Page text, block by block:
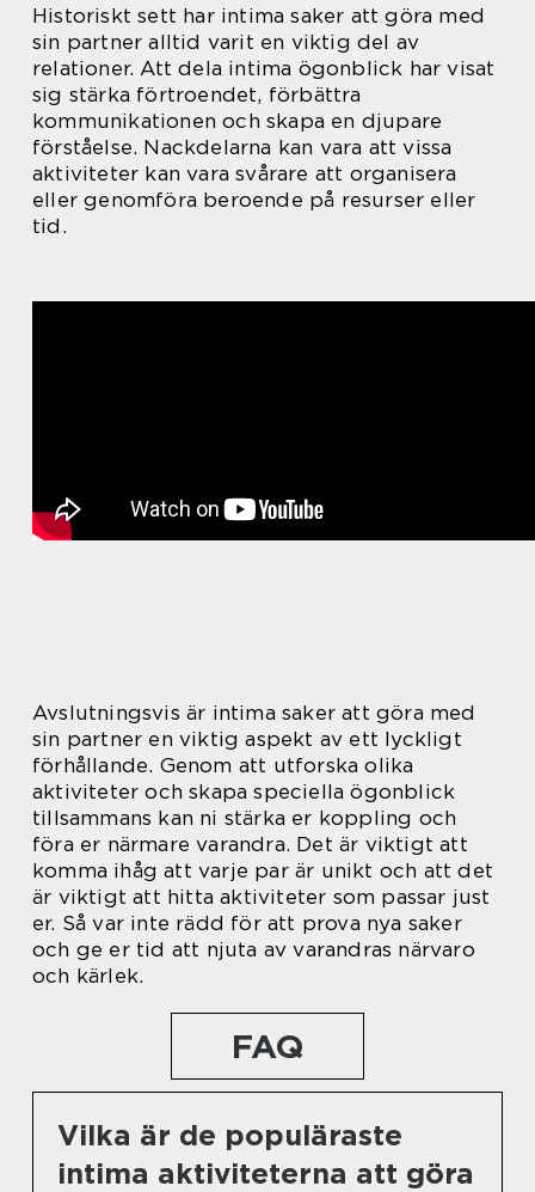
Historiskt sett har intima saker att göra med
sin partner alltid varit en viktig del av
relationer. Att dela intima ögonblick har visat
sig stärka förtroendet, förbättra
kommunikationen och skapa en djupare
förståelse. Nackdelarna kan vara att vissa
aktiviteter kan vara svårare att organisera
eller genomföra beroende på resurser eller
tid.
Avslutningsvis är intima saker att göra med
sin partner en viktig aspekt av ett lyckligt
förhållande. Genom att utforska olika
aktiviteter och skapa speciella ögonblick
tillsammans kan ni stärka er koppling och
föra er närmare varandra. Det är viktigt att
komma ihåg att varje par är unikt och att det
är viktigt att hitta aktiviteter som passar just
er. Så var inte rädd för att prova nya saker
och ge er tid att njuta av varandras närvaro
och kärlek.
FAQ
Vilka är de populäraste
intima aktiviteterna att göra